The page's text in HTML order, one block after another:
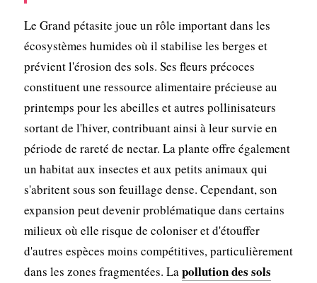
Le Grand pétasite joue un rôle important dans les
écosystèmes humides où il stabilise les berges et
prévient l'érosion des sols. Ses fleurs précoces
constituent une ressource alimentaire précieuse au
printemps pour les abeilles et autres pollinisateurs
sortant de l'hiver, contribuant ainsi à leur survie en
période de rareté de nectar. La plante offre également
un habitat aux insectes et aux petits animaux qui
s'abritent sous son feuillage dense. Cependant, son
expansion peut devenir problématique dans certains
milieux où elle risque de coloniser et d'étouffer
d'autres espèces moins compétitives, particulièrement
dans les zones fragmentées. Lapollution des sols